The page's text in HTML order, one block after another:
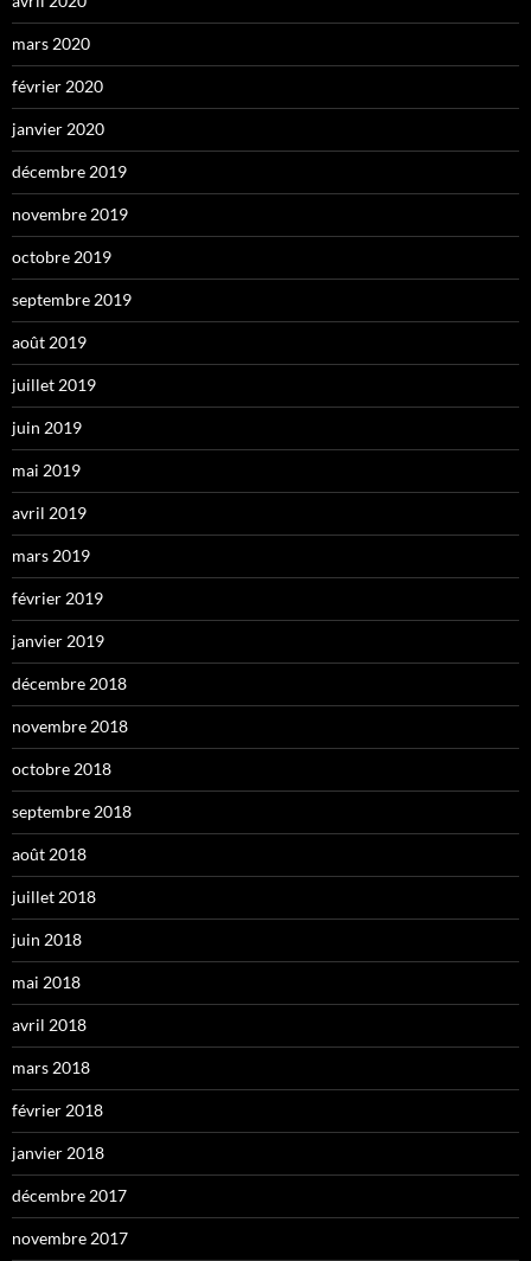
mars 2020
février 2020
janvier 2020
décembre 2019
novembre 2019
octobre 2019
septembre 2019
août 2019
juillet 2019
juin 2019
mai 2019
avril 2019
mars 2019
février 2019
janvier 2019
décembre 2018
novembre 2018
octobre 2018
septembre 2018
août 2018
juillet 2018
juin 2018
mai 2018
avril 2018
mars 2018
février 2018
janvier 2018
décembre 2017
novembre 2017